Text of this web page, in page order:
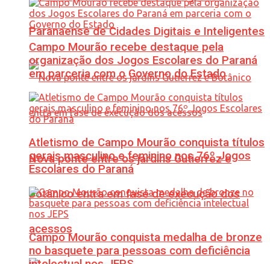
Paranaense de Cidades Digitais e Inteligentes
Nova ponte entre os jardins Gutierrez e
Botânico entra em fase de execução dos
acessos
Campo Mourão recebe destaque pela
organização dos Jogos Escolares do Paraná
em parceria com o Governo do Estado
Atletismo de Campo Mourão conquista títulos
gerais masculino e feminino nos 76º Jogos
Escolares do Paraná
Campo Mourão conquista medalha de bronze
no basquete para pessoas com deficiência